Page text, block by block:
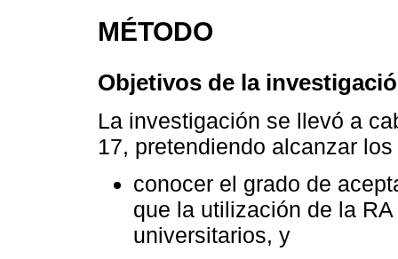
MÉTODO
Objetivos de la
La investigación se llevó a
17, pretendiendo alcanzar
conocer el grado de
que la utilización de la
universitarios, y